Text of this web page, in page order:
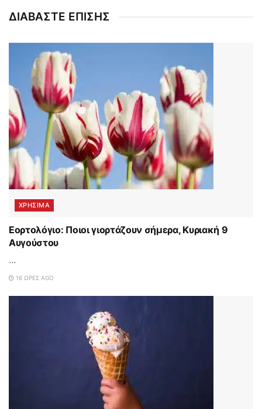
ΔΙΑΒΑΣΤΕ ΕΠΙΣΗΣ
ΧΡΗΣΙΜΑ
Εορτολόγιο: Ποιοι γιορτάζουν σήμερα, Κυριακή 9
Αυγούστου
...
16 ΏΡΕΣ AGO